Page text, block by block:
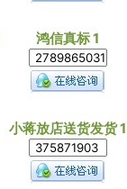
鸿信真标 1
小蒋放店送货发货 1